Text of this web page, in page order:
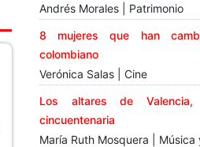
Andrés Morales | Patrimonio
8 mujeres que han
colombiano
Verónica Salas | Cine
Los altares de Valencia,
cincuentenaria
María Ruth Mosquera | Música